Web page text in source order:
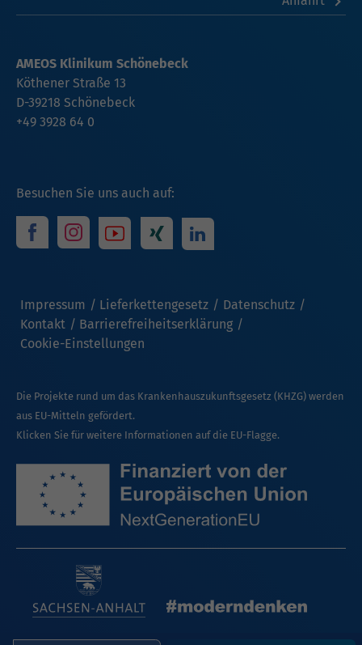
Besuchen Sie uns auch auf:
Impressum Lieferkettengesetz
Datenschutz
Kontakt
Barrierefreiheitserklärung
Cookie-Einstellungen
AMEOS Klinikum Schönebeck
Köthener Straße 13
D-39218 Schönebeck
+49 3928 64 0
Die Projekte rund um das Krankenhauszukunftsgesetz (KHZG) werden
aus EU-Mitteln gefördert.
Klicken Sie für weitere Informationen auf die EU-Flagge.